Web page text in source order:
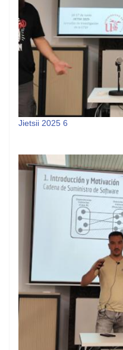
Jietsii 2025 6